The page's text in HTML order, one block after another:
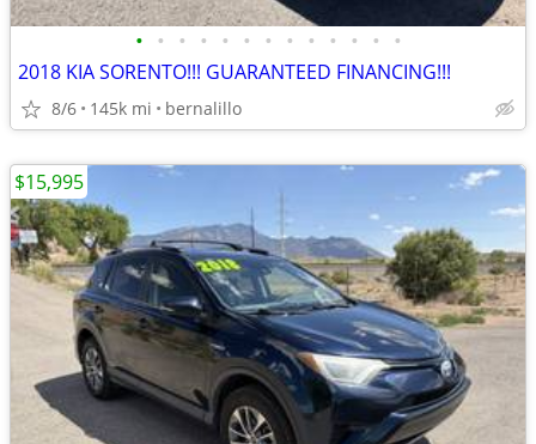
• • • • • • • • • • • • •
2018 KIA SORENTO!!! GUARANTEED FINANCING!!!
8/6 145k mi bernalillo
$15,995